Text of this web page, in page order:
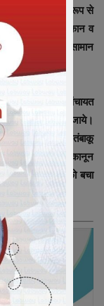
6 और 7 का पूर्ण रूप से
कि किराने की दुकान व
दुकानों से अन्य सामान
स्मार्ट सिटी/पंचायत
7 सम्मत बनाया जाये।
और आम जनता को तंबाकू
महत्वपूर्ण है, अत: कानून
से नागरिकों को बचा
दे सकते हैं।